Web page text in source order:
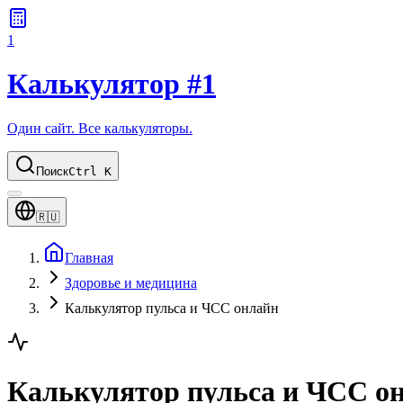
1
Калькулятор #1
Один сайт. Все калькуляторы.
ПоискCtrl K
🇷🇺
Главная
Здоровье и медицина
Калькулятор пульса и ЧСС онлайн
Калькулятор пульса и ЧСС